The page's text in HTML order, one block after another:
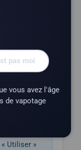
Utiliser »
pas moi
vous avez l'âge
de vapotage